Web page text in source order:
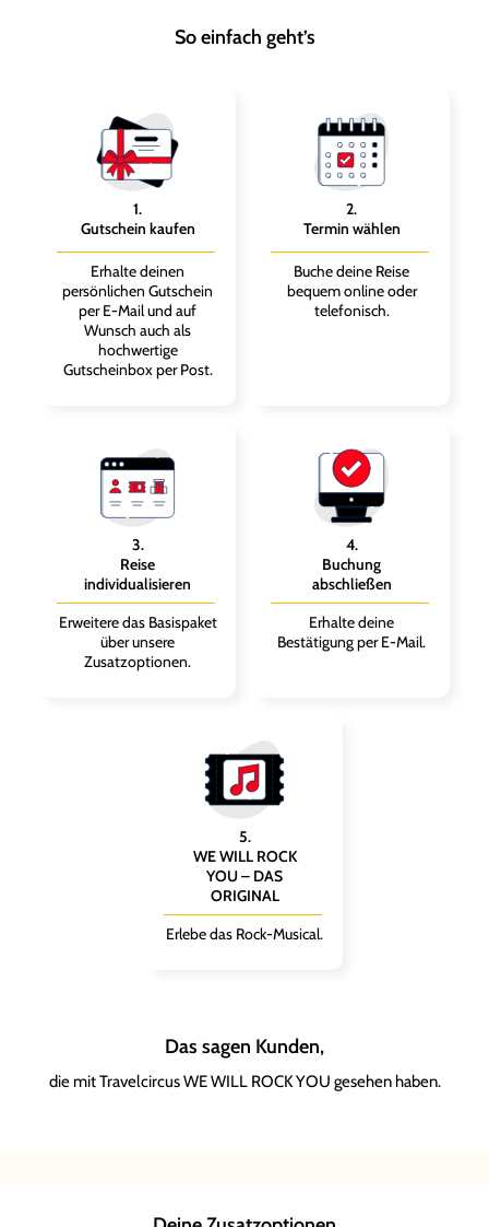
So einfach geht’s
1.
Gutschein kaufen
Erhalte deinen
persönlichen Gutschein
per E-Mail und auf
Wunsch auch als
hochwertige
Gutscheinbox per Post.
2.
Termin wählen
Buche deine Reise
bequem online oder
telefonisch.
3.
Reise
individualisieren
Erweitere das Basispaket
über unsere
Zusatzoptionen.
4.
Buchung
abschließen
Erhalte deine
Bestätigung per E-Mail.
5.
WE WILL ROCK
YOU – DAS
ORIGINAL
Erlebe das Rock-Musical.
Das sagen Kunden,
die mit Travelcircus WE WILL ROCK YOU gesehen haben.